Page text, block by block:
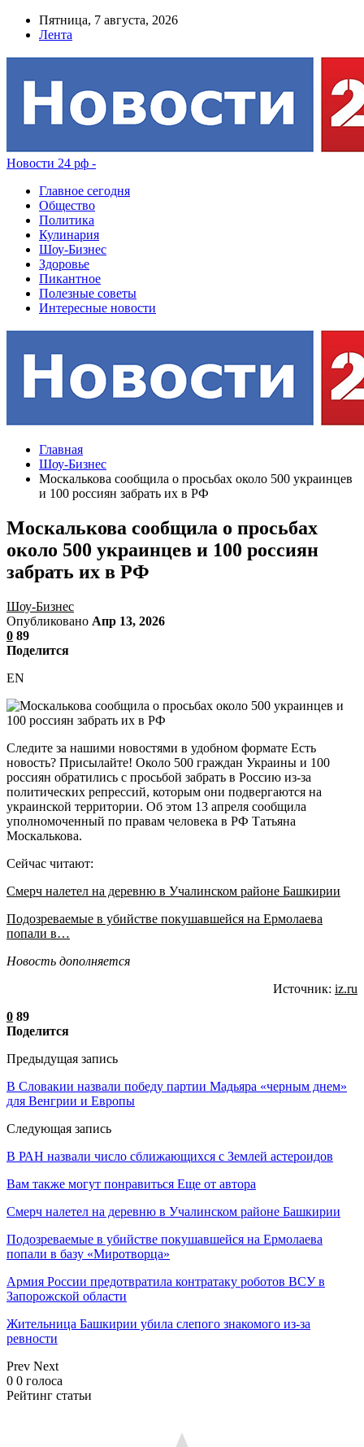
Пятница, 7 августа, 2026
Лента
Новости 24 рф -
Главное сегодня
Общество
Политика
Кулинария
Шоу-Бизнес
Здоровье
Пикантное
Полезные советы
Интересные новости
Главная
Шоу-Бизнес
Москалькова сообщила о просьбах около 500 украинцев
и 100 россиян забрать их в РФ
Москалькова сообщила о просьбах
около 500 украинцев и 100 россиян
забрать их в РФ
Шоу-Бизнес
Опубликовано Апр 13, 2026
0 89
Поделится
EN
Следите за нашими новостями в удобном формате Есть
новость? Присылайте! Около 500 граждан Украины и 100
россиян обратились с просьбой забрать в Россию из-за
политических репрессий, которым они подвергаются на
украинской территории. Об этом 13 апреля сообщила
уполномоченный по правам человека в РФ Татьяна
Москалькова.
Сейчас читают:
Смерч налетел на деревню в Учалинском районе Башкирии
Подозреваемые в убийстве покушавшейся на Ермолаева
попали в…
Новость дополняется
Источник: iz.ru
0 89
Поделится
Предыдущая запись
В Словакии назвали победу партии Мадьяра «черным днем»
для Венгрии и Европы
Следующая запись
В РАН назвали число сближающихся с Землей астероидов
Вам также могут понравиться Еще от автора
Смерч налетел на деревню в Учалинском районе Башкирии
Подозреваемые в убийстве покушавшейся на Ермолаева
попали в базу «Миротворца»
Армия России предотвратила контратаку роботов ВСУ в
Запорожской области
Жительница Башкирии убила слепого знакомого из-за
ревности
Prev Next
0 0 голоса
Рейтинг статьи